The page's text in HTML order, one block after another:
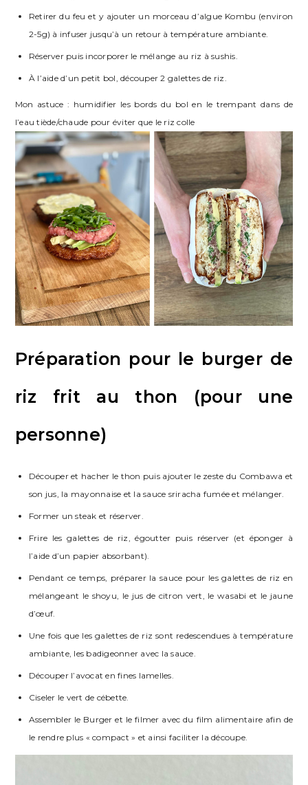
Retirer du feu et y ajouter un morceau d’algue Kombu (environ
2-5g) à infuser jusqu’à un retour à température ambiante.
Réserver puis incorporer le mélange au riz à sushis.
À l’aide d’un petit bol, découper 2 galettes de riz.
Mon astuce : humidifier les bords du bol en le trempant dans de
l’eau tiède/chaude pour éviter que le riz colle
Préparation pour le burger de
riz frit au thon (pour une
personne)
Découper et hacher le thon puis ajouter le zeste du Combawa et
son jus, la mayonnaise et la sauce sriracha fumée et mélanger.
Former un steak et réserver.
Frire les galettes de riz, égoutter puis réserver (et éponger à
l’aide d’un papier absorbant).
Pendant ce temps, préparer la sauce pour les galettes de riz en
mélangeant le shoyu, le jus de citron vert, le wasabi et le jaune
d’œuf.
Une fois que les galettes de riz sont redescendues à température
ambiante, les badigeonner avec la sauce.
Découper l’avocat en fines lamelles.
Ciseler le vert de cébette.
Assembler le Burger et le filmer avec du film alimentaire afin de
le rendre plus « compact » et ainsi faciliter la découpe.